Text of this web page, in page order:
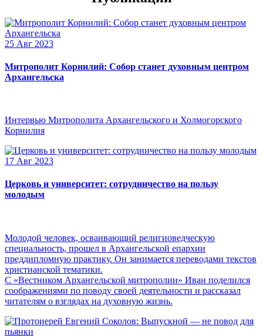
25 Авг 2023
Митрополит Корнилий: Собор станет духовным центром
Архангельска
Интервью Митрополита Архангельского и Холмогорского
Корнилия
17 Авг 2023
Церковь и университет: сотрудничество на пользу
молодым
Молодой человек, осваивающий религиоведческую
специальность, прошел в Архангельской епархии
преддипломную практику. Он занимается переводами текстов
христианской тематики.
С «Вестником Архангельской митрополии» Иван поделился
соображениями по поводу своей деятельности и рассказал
читателям о взглядах на духовную жизнь.